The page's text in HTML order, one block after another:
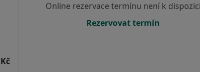
Online rezervace termínu není k dispozici
Rezervovat termín